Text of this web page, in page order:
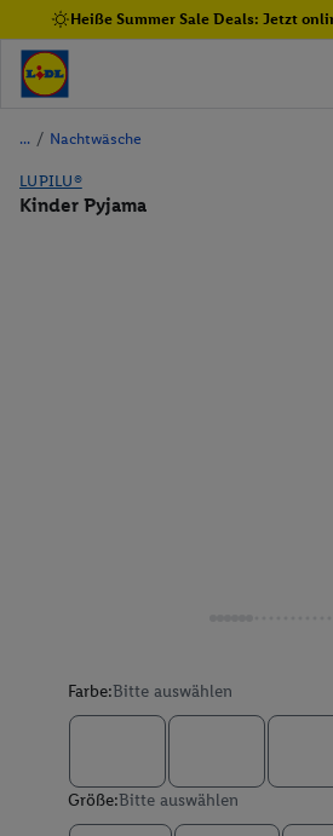
Heiße Summer Sale Deals: Jetzt
/ Nachtwäsche
LUPILU®
Kinder Pyjama
Farbe:Bitte auswählen
Größe:Bitte auswählen